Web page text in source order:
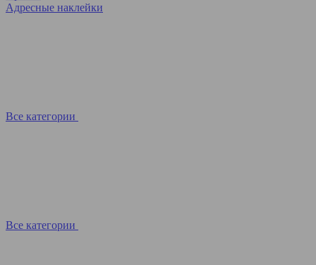
Адресные наклейки
Все категории
Все категории